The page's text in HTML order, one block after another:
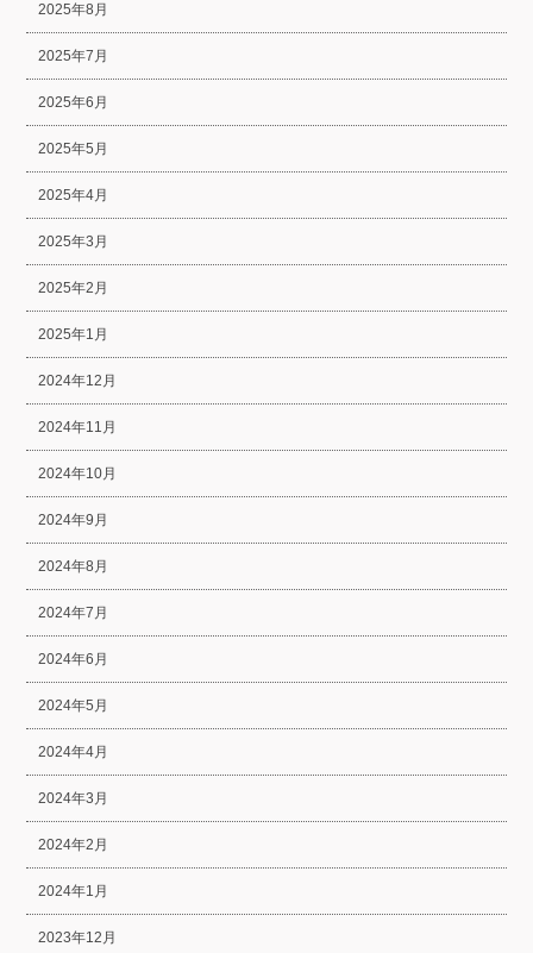
2025年8月
2025年7月
2025年6月
2025年5月
2025年4月
2025年3月
2025年2月
2025年1月
2024年12月
2024年11月
2024年10月
2024年9月
2024年8月
2024年7月
2024年6月
2024年5月
2024年4月
2024年3月
2024年2月
2024年1月
2023年12月